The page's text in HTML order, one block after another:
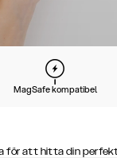
MagSafe kompatibel
för att hitta din